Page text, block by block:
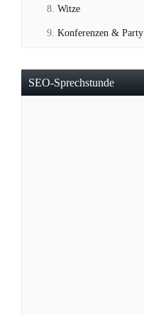
Witze
Konferenzen & Party
SEO-Sprechstunde